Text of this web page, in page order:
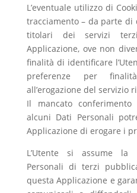
L’eventuale utilizzo di
tracciamento – da parte di
titolari dei servizi
Applicazione, ove non
finalità di identificare
preferenze per
all’erogazione del servizio
Il mancato
alcuni Dati Personali
Applicazione di erogare i
L’Utente si assume la
Personali di terzi
questa Applicazione e